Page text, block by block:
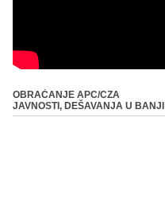
OBRAĆANJE APC/CZA
JAVNOSTI, DEŠAVANJA U BANJI